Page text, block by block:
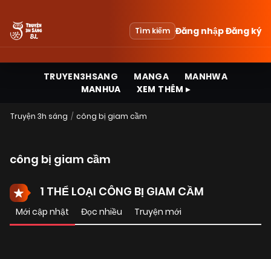
Tìm kiếm Đăng nhậpĐăng ký
TRUYEN3HSANG MANGA
MANHWA
MANHUA
XEM THÊM ▸
Truyện 3h sáng công bị giam cầm
công bị giam cầm
1 THỂ LOẠI CÔNG BỊ GIAM CẦM
Mới cập nhật Đọc nhiều Truyện mới